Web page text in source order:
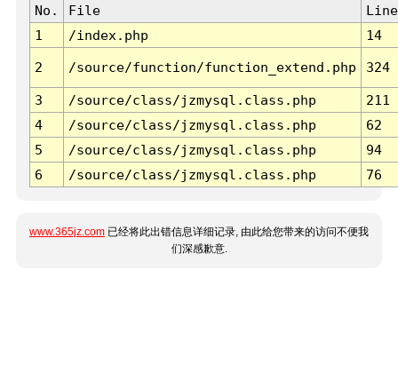
No. File
Line
1
/index.php 14
2 /source/function/function_extend.php 324
3 /source/class/jzmysql.class.php
211
4
/source/class/jzmysql.class.php
62
5
/source/class/jzmysql.class.php
94
6
/source/class/jzmysql.class.php 76
www.365jz.com 已经将此出错信息详细记录, 由此给您带来的访问不便我
们深感歉意.